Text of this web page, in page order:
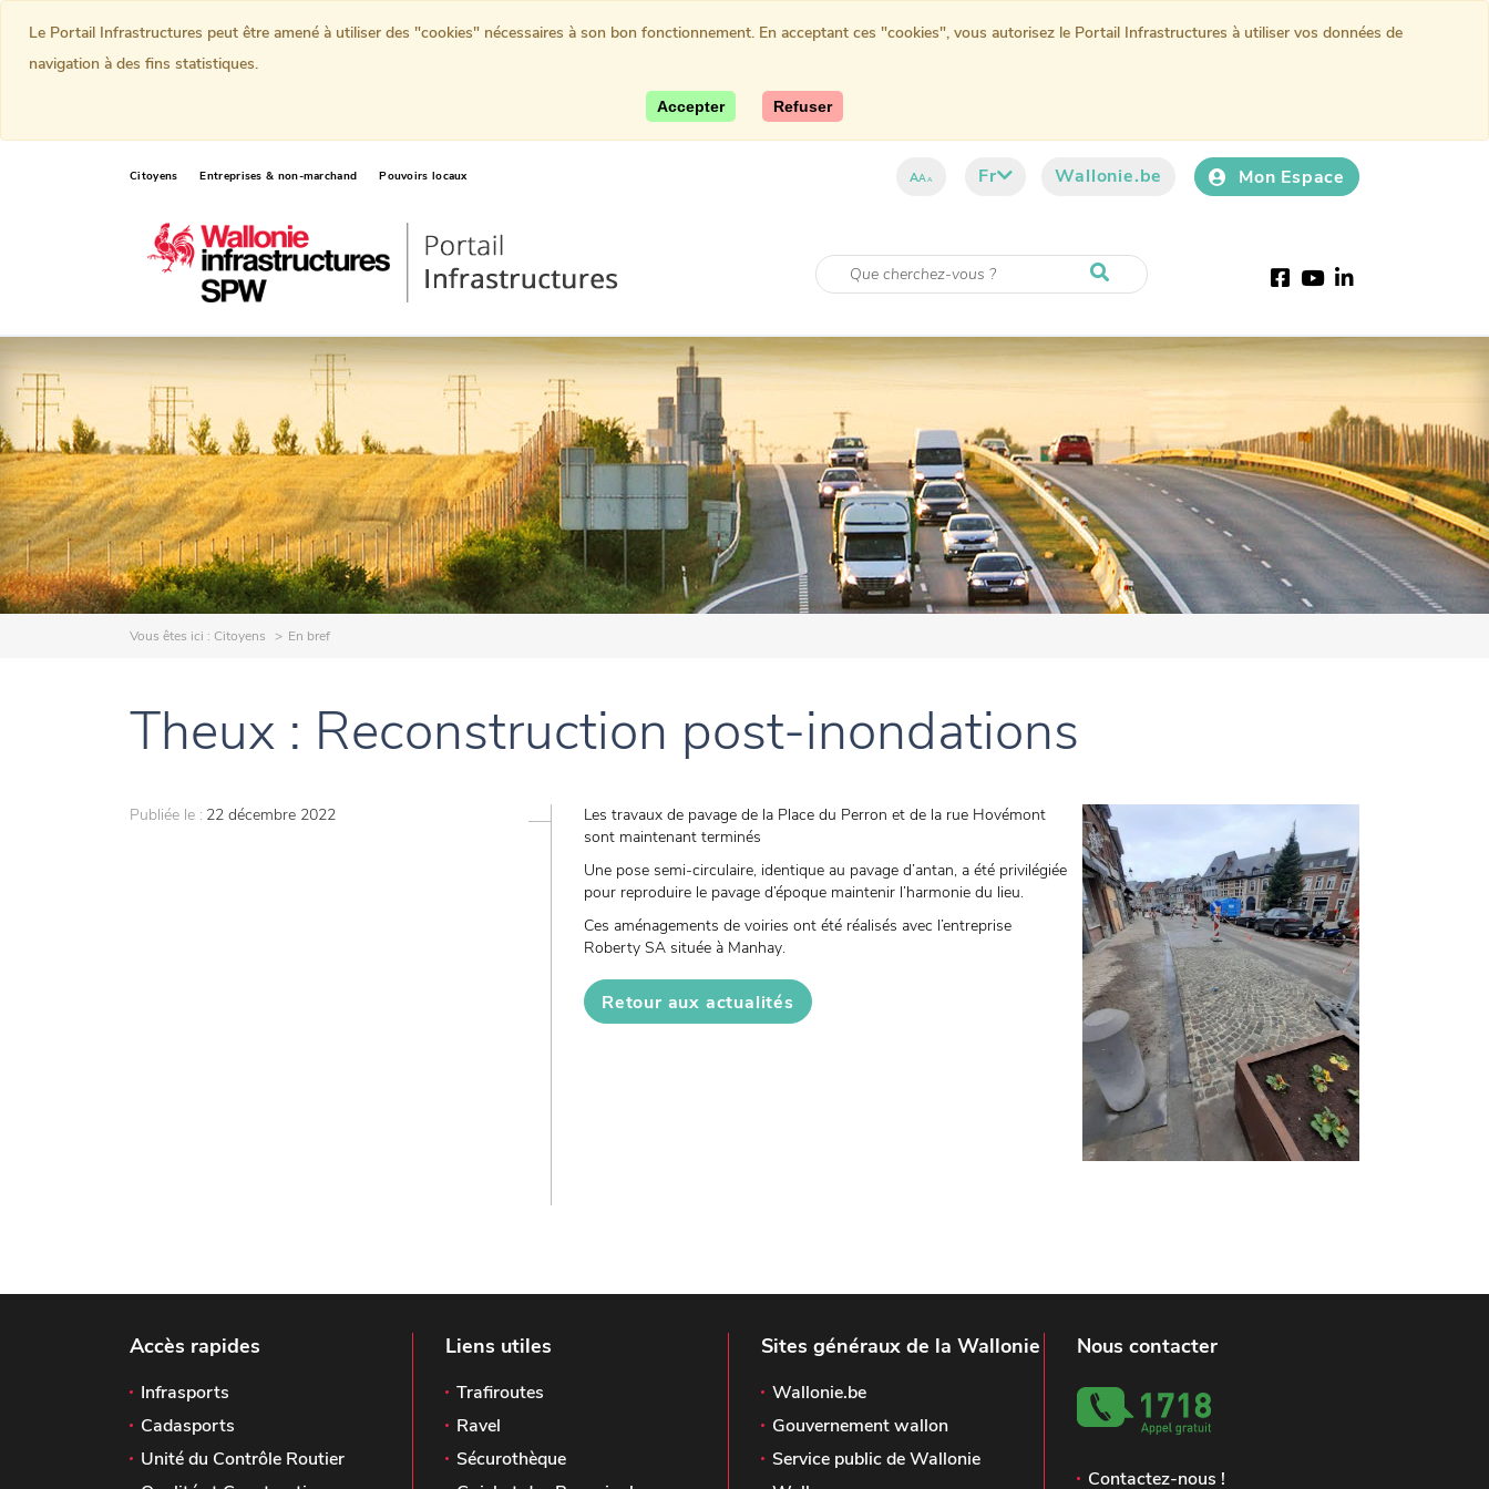
Citoyens Entreprises & non-marchand Pouvoirs locaux AAA Fr Wallonie.be Mon Espace
Facebook
YoutubeLinkedIn
Vous êtes ici : Citoyens En bref
Theux : Reconstruction post-inondations
Publiée le : 22 décembre 2022
Les travaux de pavage de la Place du Perron et de la rue Hovémont
sont maintenant terminés
Une pose semi-circulaire, identique au pavage d’antan, a été privilégiée
pour reproduire le pavage d’époque maintenir l’harmonie du lieu.
Ces aménagements de voiries ont été réalisés avec l’entreprise
Roberty SA située à Manhay.
Retour aux actualités
Accès rapides
Infrasports
Cadasports
Unité du Contrôle Routier
Liens utiles
Trafiroutes
Ravel
Sécurothèque
Sites généraux de la Wallonie
Wallonie.be
Gouvernement wallon
Service public de Wallonie
Nous contacter
Contactez-nous !
Le Portail Infrastructures peut être amené à utiliser des "cookies" nécessaires à son bon fonctionnement. En acceptant ces "cookies", vous autorisez le Portail Infrastructures à utiliser vos données de
navigation à des fins statistiques.
Accepter Refuser